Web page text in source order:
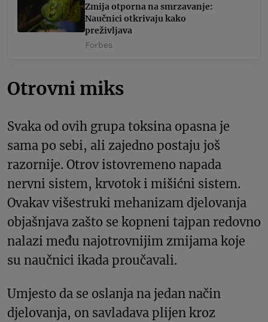
Zmija otporna na smrzavanje:
Naučnici otkrivaju kako
preživljava
Forbes
Otrovni miks
Svaka od ovih grupa toksina opasna je
sama po sebi, ali zajedno postaju još
razornije. Otrov istovremeno napada
nervni sistem, krvotok i mišićni sistem.
Ovakav višestruki mehanizam djelovanja
objašnjava zašto se kopneni tajpan redovno
nalazi među najotrovnijim zmijama koje
su naučnici ikada proučavali.
Umjesto da se oslanja na jedan način
djelovanja, on savladava plijen kroz